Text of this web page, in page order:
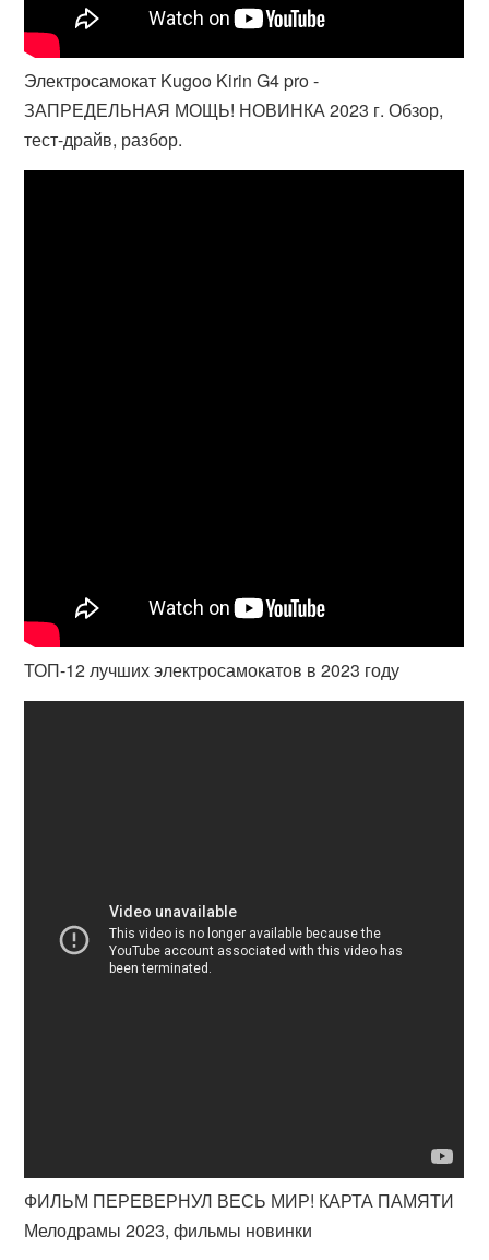
Электросамокат Kugoo Kirin G4 pro -
ЗАПРЕДЕЛЬНАЯ МОЩЬ! НОВИНКА 2023 г. Обзор,
тест-драйв, разбор.
ТОП-12 лучших электросамокатов в 2023 году
ФИЛЬМ ПЕРЕВЕРНУЛ ВЕСЬ МИР! КАРТА ПАМЯТИ
Мелодрамы 2023, фильмы новинки